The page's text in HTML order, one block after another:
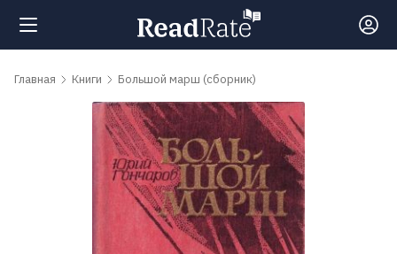
Поиск
Главная Книги Большой марш (сборник)